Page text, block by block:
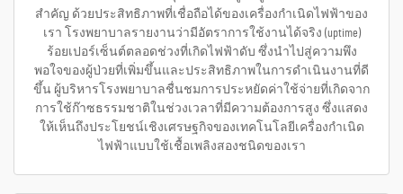
สำคัญ ด้วยประสิทธิภาพที่เชื่อถือได้ของเครื่องกำเนิดไฟฟ้าของ
เรา โรงพยาบาลรายงานว่ามีอัตราการใช้งานได้จริง (uptime)
ร้อยเปอร์เซ็นต์ตลอดช่วงที่เกิดไฟฟ้าดับ ซึ่งนำไปสู่ความพึง
พอใจของผู้ป่วยที่เพิ่มขึ้นและประสิทธิภาพในการดำเนินงานที่ดี
ขึ้น ผู้บริหารโรงพยาบาลชื่นชมการประหยัดค่าใช้จ่ายที่เกิดจาก
การใช้ก๊าซธรรมชาติในช่วงเวลาที่มีความต้องการสูง ซึ่งแสดง
ให้เห็นถึงประโยชน์เชิงเศรษฐกิจของเทคโนโลยีเครื่องกำเนิด
ไฟฟ้าแบบใช้เชื้อเพลิงสองชนิดของเรา